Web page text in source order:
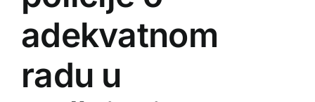
adekvatnom
radu u